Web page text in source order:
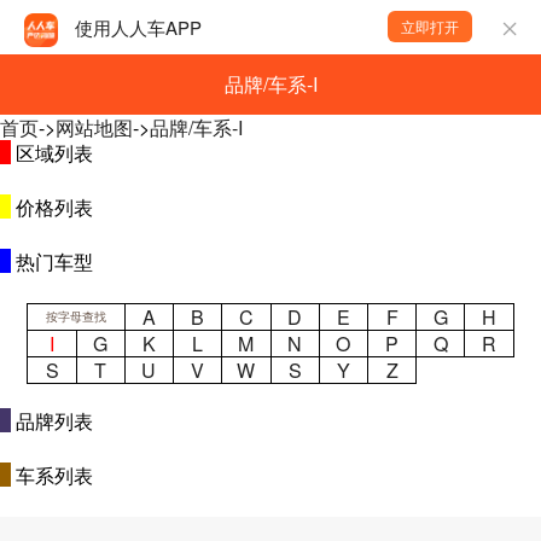
使用人人车APP 立即打开
品牌/车系-I
首页->网站地图->品牌/车系-I
区域列表
价格列表
热门车型
按字母查找 A B C D E F G
H
I
G K L M N O P Q
R
S
T U V W S Y
Z
品牌列表
车系列表